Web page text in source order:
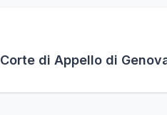
Corte di Appello di